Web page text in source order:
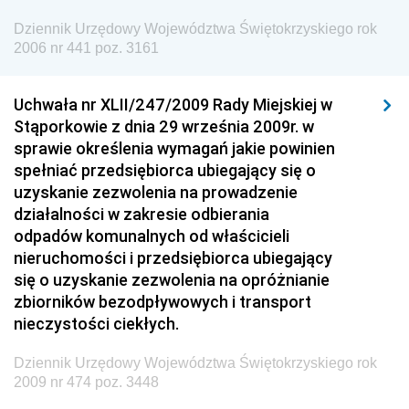
Dziennik Urzędowy Urzędu Lotnictwa Cywilnego
Dziennik Urzędowy Ministerstwa Hutnictwa i
Przemysłu Maszynowego
Dziennik Urzędowy Ministerstwa Zdrowia i Opieki
Społecznej
Dziennik Urzędowy Ministerstwa Rolnictwa, Leśnictwa
i Gospodarki Żywnościowej
Dziennik Urzędowy Ministra Spraw Wewnętrznych
Dziennik Urzędowy Ministra Transportu, Budownictwa
i Gospodarki Morskiej
Dziennik Urzędowy Ministra Administracji i Cyfryzacji
Dziennik Urzędowy Głównego Inspektora Ochrony
Dziennik Urzędowy Województwa Świętokrzyskiego rok
2006 nr 441 poz. 3161
Uchwała nr XLII/247/2009 Rady Miejskiej w
Stąporkowie z dnia 29 września 2009r. w
sprawie określenia wymagań jakie powinien
spełniać przedsiębiorca ubiegający się o
uzyskanie zezwolenia na prowadzenie
działalności w zakresie odbierania
odpadów komunalnych od właścicieli
nieruchomości i przedsiębiorca ubiegający
się o uzyskanie zezwolenia na opróżnianie
zbiorników bezodpływowych i transport
nieczystości ciekłych.
Dziennik Urzędowy Województwa Świętokrzyskiego rok
2009 nr 474 poz. 3448